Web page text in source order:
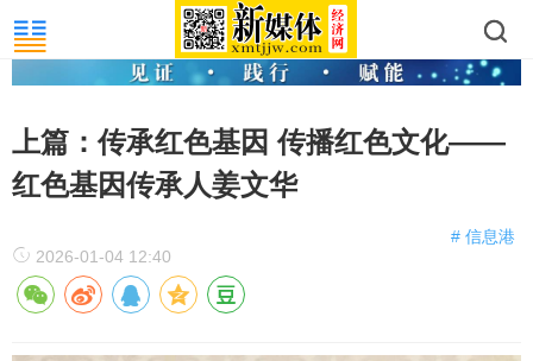
上篇：传承红色基因 传播红色文化——
红色基因传承人姜文华
# 信息港
2026-01-04 12:40